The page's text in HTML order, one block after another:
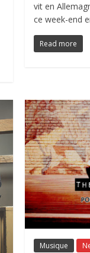
vit en
ce week-end
Read more
Musique